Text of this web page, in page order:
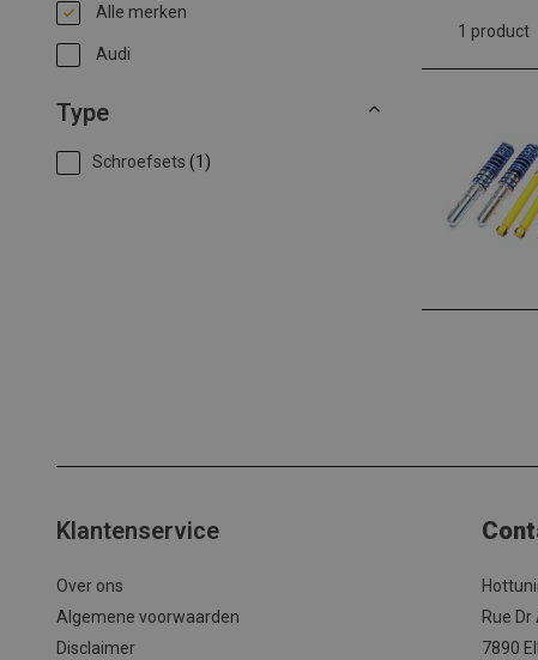
Alle merken
Audi
Type
Schroefsets (1)
1 product
Klantenservice
Over ons
Algemene voorwaarden
Disclaimer
Rue
7890